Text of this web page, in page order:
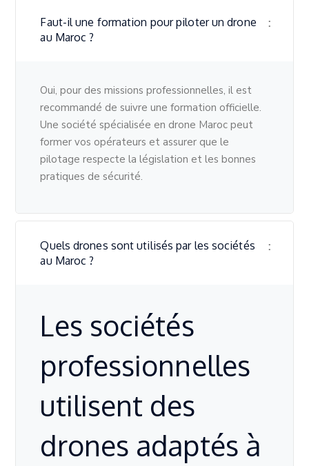
Faut-il une formation pour piloter un drone
au Maroc ?
Oui, pour des missions professionnelles, il est
recommandé de suivre une formation officielle.
Une société spécialisée en drone Maroc peut
former vos opérateurs et assurer que le
pilotage respecte la législation et les bonnes
pratiques de sécurité.
Quels drones sont utilisés par les sociétés
au Maroc ?
Les sociétés
professionnelles
utilisent des
drones adaptés à